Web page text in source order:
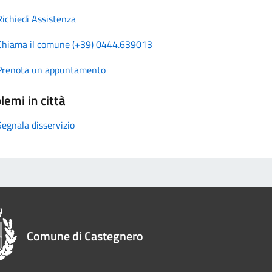
Assistenza
il comune (+39) 0444.639013
un appuntamento
in città
disservizio
Comune di Castegnero